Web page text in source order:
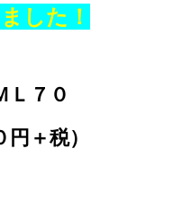
した！
７０
円＋税）